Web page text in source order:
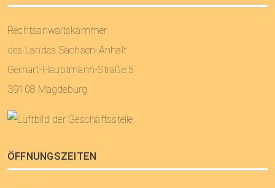
Rechtsanwaltskammer
des Landes Sachsen-Anhalt
Gerhart-Hauptmann-Straße 5
39108 Magdeburg
ÖFFNUNGSZEITEN